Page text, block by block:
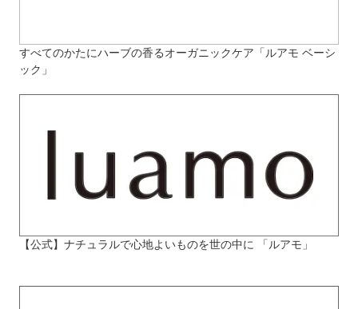
すべてのかたにハーブの香るオーガニックケア「ルアモ ベーシ
ック」
【公式】ナチュラルで心地よいものを世の中に 「ルアモ」